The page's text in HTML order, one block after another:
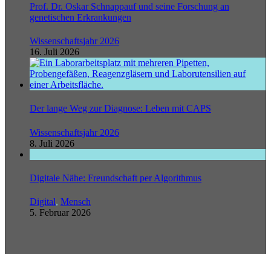
Prof. Dr. Oskar Schnappauf und seine Forschung an
genetischen Erkrankungen
Wissenschaftsjahr 2026
16. Juli 2026
Der lange Weg zur Diagnose: Leben mit CAPS
Wissenschaftsjahr 2026
8. Juli 2026
Digitale Nähe: Freundschaft per Algorithmus
Digital, Mensch
5. Februar 2026